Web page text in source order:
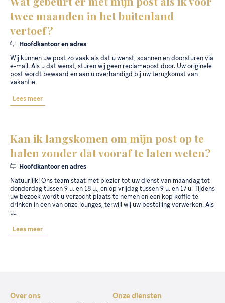
twee maanden in het buitenland
vertoef?
Hoofdkantoor en adres
Wij kunnen uw post zo vaak als dat u wenst, scannen en doorsturen via
e-mail. Als u dat wenst, sturen wij geen reclamepost door. Uw originele
post wordt bewaard en aan u overhandigd bij uw terugkomst van
vakantie.
Lees meer
Kan ik langskomen om mijn post op te
halen zonder dat vooraf te laten weten?
Hoofdkantoor en adres
Natuurlijk! Ons team staat met plezier tot uw dienst van maandag tot
donderdag tussen 9 u. en 18 u., en op vrijdag tussen 9 u. en 17 u. Tijdens
uw bezoek wordt u verzocht plaats te nemen en een kop koffie te
drinken in een van onze lounges, terwijl wij uw bestelling verwerken. Als
u…
Lees meer
Over ons Onze diensten